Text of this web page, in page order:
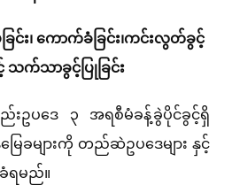
ြင်း၊ ကောက်ခံခြင်း၊ကင်းလွတ်ခွင့်
င့် သက်သာခွင့်ပြုခြင်း
ဥပဒေ ၃ အရစီမံခန့်ခွဲပိုင်ခွင့်ရှိ
မြေခများကို တည်ဆဲဥပဒေများ နှင့်
ရမည်။